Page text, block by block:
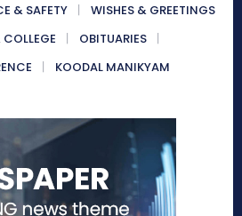
& SAFETY
WISHES & GREETINGS
OBITUARIES
KOODAL MANIKYAM